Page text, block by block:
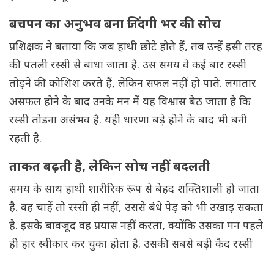
बचपन का अनुभव बना जिंदगी भर की सोच
प्रशिक्षक ने बताया कि जब हाथी छोटे होते हैं, तब उन्हें इसी तरह
की पतली रस्सी से बांधा जाता है. उस समय वे कई बार रस्सी
तोड़ने की कोशिश करते हैं, लेकिन सफल नहीं हो पाते. लगातार
असफल होने के बाद उनके मन में यह विश्वास बैठ जाता है कि
रस्सी तोड़ना असंभव है. यही धारणा बड़े होने के बाद भी बनी
रहती है.
ताकत बढ़ती है, लेकिन सोच नहीं बदलती
समय के साथ हाथी शारीरिक रूप से बेहद शक्तिशाली हो जाता
है. वह चाहें तो रस्सी ही नहीं, उससे बंधे पेड़ को भी उखाड़ सकता
है. इसके बावजूद वह प्रयास नहीं करता, क्योंकि उसका मन पहले
ही हार स्वीकार कर चुका होता है. उसकी सबसे बड़ी कैद रस्सी